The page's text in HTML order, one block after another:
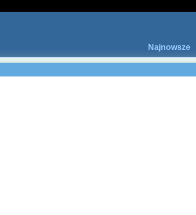
Najnowsze